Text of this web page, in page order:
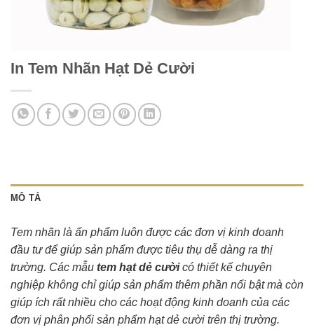
In Tem Nhãn Hạt Dẻ Cười
MÔ TẢ
Tem nhãn là ấn phẩm luôn được các đơn vị kinh doanh
đầu tư để giúp sản phẩm được tiêu thụ dễ dàng ra thị
trường. Các mẫu tem hạt dẻ cườicó thiết kế chuyên
nghiệp không chỉ giúp sản phẩm thêm phần nổi bật mà còn
giúp ích rất nhiều cho các hoạt động kinh doanh của các
đơn vị phân phối sản phẩm hạt dẻ cười trên thị trường.